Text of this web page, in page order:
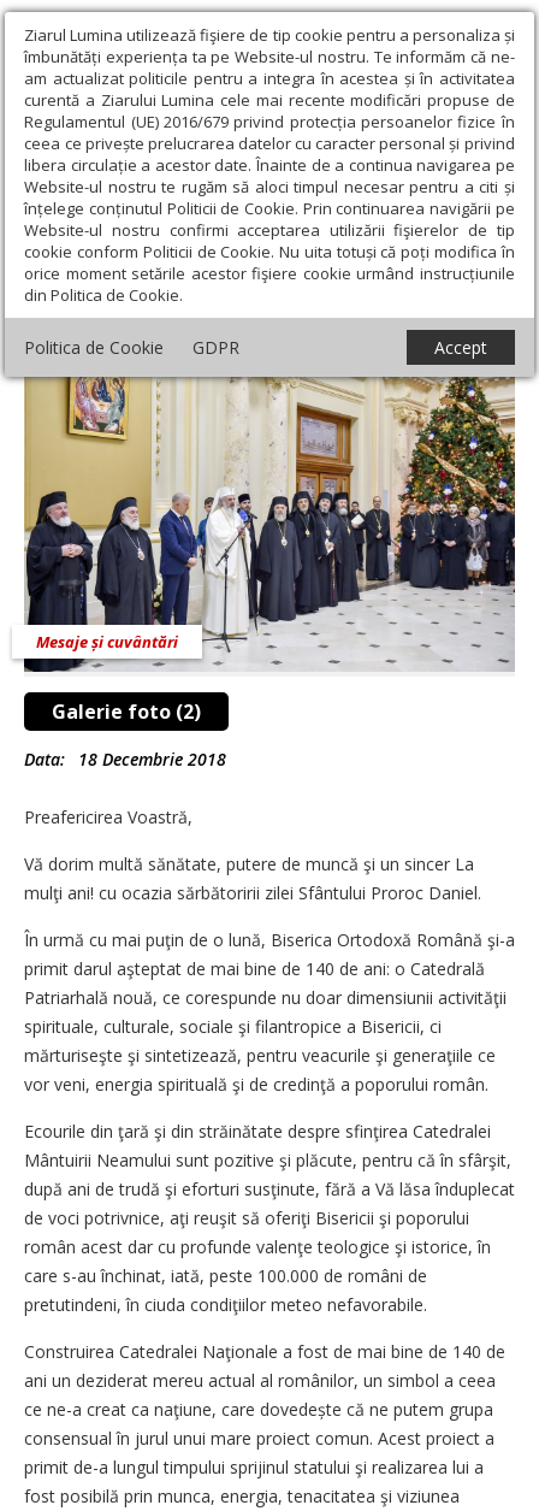
Ziarul Lumina utilizează fişiere de tip cookie pentru a personaliza și
îmbunătăți experiența ta pe Website-ul nostru. Te informăm că ne-
am actualizat politicile pentru a integra în acestea și în activitatea
curentă a Ziarului Lumina cele mai recente modificări propuse de
Regulamentul (UE) 2016/679 privind protecția persoanelor fizice în
ceea ce privește prelucrarea datelor cu caracter personal și privind
libera circulație a acestor date. Înainte de a continua navigarea pe
Website-ul nostru te rugăm să aloci timpul necesar pentru a citi și
înțelege conținutul Politicii de Cookie. Prin continuarea navigării pe
Website-ul nostru confirmi acceptarea utilizării fişierelor de tip
cookie conform Politicii de Cookie. Nu uita totuși că poți modifica în
orice moment setările acestor fişiere cookie urmând instrucțiunile
din Politica de Cookie.
Politica de Cookie GDPR Accept
Ziarul Lumina › Actualitate religioasă › Mesaje și cuvântări ›
Catedrala Naţională, un mare dar pentru poporul român
Catedrala Naţională, un mare dar pentru
poporul român
Galerie foto (2)
Mesaje și cuvântări
Data: 18 Decembrie 2018
Preafericirea Voastră,
Vă dorim multă sănătate, putere de muncă şi un sincer La
mulţi ani! cu ocazia sărbătoririi zilei Sfântului Proroc Daniel.
În urmă cu mai puţin de o lună, Biserica Ortodoxă Română şi-a
primit darul aşteptat de mai bine de 140 de ani: o Catedrală
Patriarhală nouă, ce corespunde nu doar dimensiunii activităţii
spirituale, culturale, sociale şi filantropice a Bisericii, ci
mărturiseşte şi sintetizează, pentru veacurile şi generaţiile ce
vor veni, energia spirituală şi de credinţă a poporului român.
Ecourile din ţară şi din străinătate despre sfinţirea Catedralei
Mântuirii Neamului sunt pozitive şi plăcute, pentru că în sfârşit,
după ani de trudă şi eforturi susţinute, fără a Vă lăsa înduplecat
de voci potrivnice, aţi reuşit să oferiţi Bisericii şi poporului
român acest dar cu profunde valenţe teologice şi istorice, în
care s-au închinat, iată, peste 100.000 de români de
pretutindeni, în ciuda condiţiilor meteo nefavorabile.
Construirea Catedralei Naţionale a fost de mai bine de 140 de
ani un deziderat mereu actual al românilor, un simbol a ceea
ce ne-a creat ca naţiune, care do­vedește că ne putem grupa
consensual în jurul unui mare proiect comun. Acest proiect a
primit de-a lungul timpului sprijinul statului şi realizarea lui a
fost posibilă prin munca, energia, tenacitatea şi viziunea